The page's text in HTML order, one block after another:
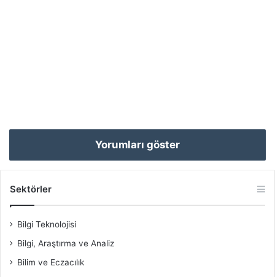
Yorumları göster
Sektörler
Bilgi Teknolojisi
Bilgi, Araştırma ve Analiz
Bilim ve Eczacılık